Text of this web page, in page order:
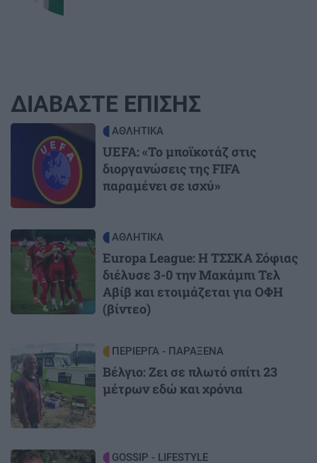
ΔΙΑΒΑΣΤΕ ΕΠΙΣΗΣ
ΑΘΛΗΤΙΚΑ
UEFA: «Το μποϊκοτάζ στις
διοργανώσεις της FIFA
παραμένει σε ισχύ»
Image ΑΘΛΗΤΙΚΑ
Europa League: Η ΤΣΣΚΑ Σόφιας
διέλυσε 3-0 την Μακάμπι Τελ
Αβίβ και ετοιμάζεται για ΟΦΗ
(βίντεο)
Image ΠΕΡΙΕΡΓΑ - ΠΑΡΑΞΕΝΑ
Βέλγιο: Ζει σε πλωτό σπίτι 23
μέτρων εδώ και χρόνια
Image GOSSIP - LIFESTYLE